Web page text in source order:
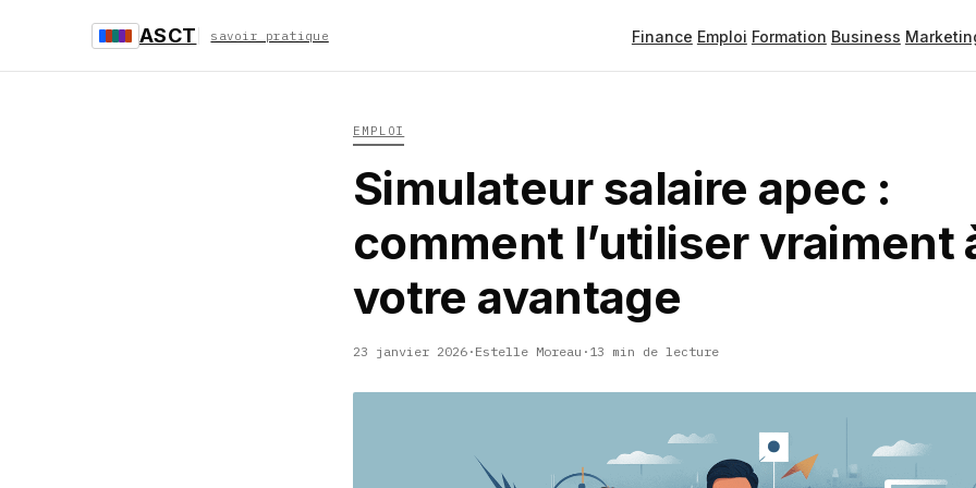
ASCT savoir pratique Finance Emploi Formation Business
EMPLOI
Simulateur salaire apec :
comment l’utiliser vraiment
votre avantage
23 janvier 2026 · Estelle Moreau · 13 min de lecture